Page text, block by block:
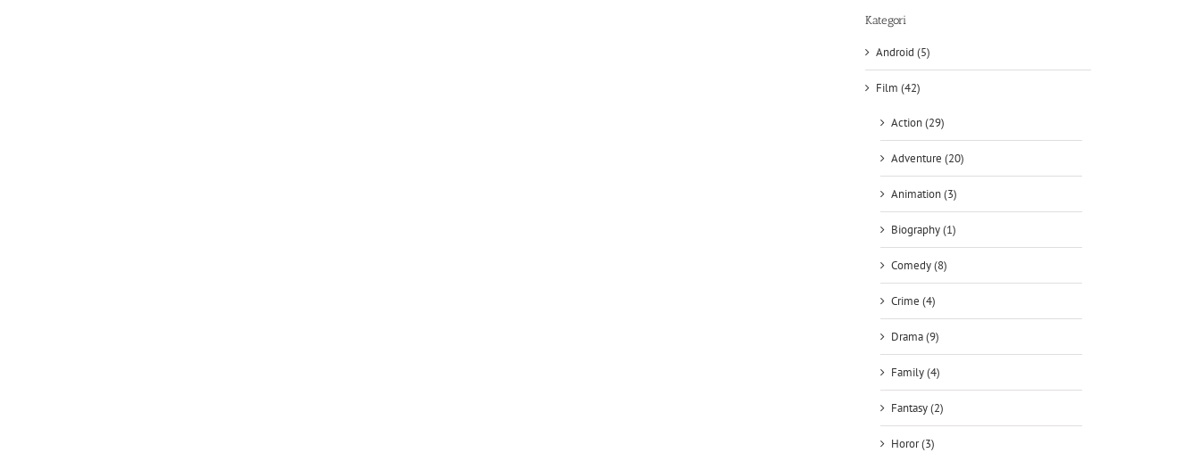
Kategori
Android (5)
Film (42)
Action (29)
Adventure (20)
Animation (3)
Biography (1)
Comedy (8)
Crime (4)
Drama (9)
Family (4)
Fantasy (2)
Horor (3)